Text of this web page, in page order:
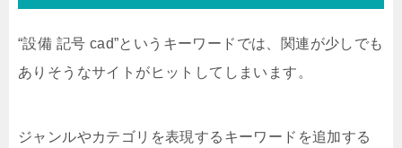
“設備 記号 cad”というキーワードでは、関連が少しでも
ありそうなサイトがヒットしてしまいます。
ジャンルやカテゴリを表現するキーワードを追加する